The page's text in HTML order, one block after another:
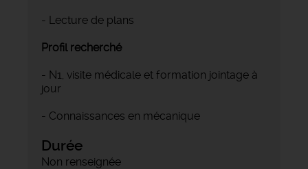
- Lecture de plans
Profil recherché
- N1, visite médicale et formation jointage à
jour
- Connaissances en mécanique
Durée
Non renseignée